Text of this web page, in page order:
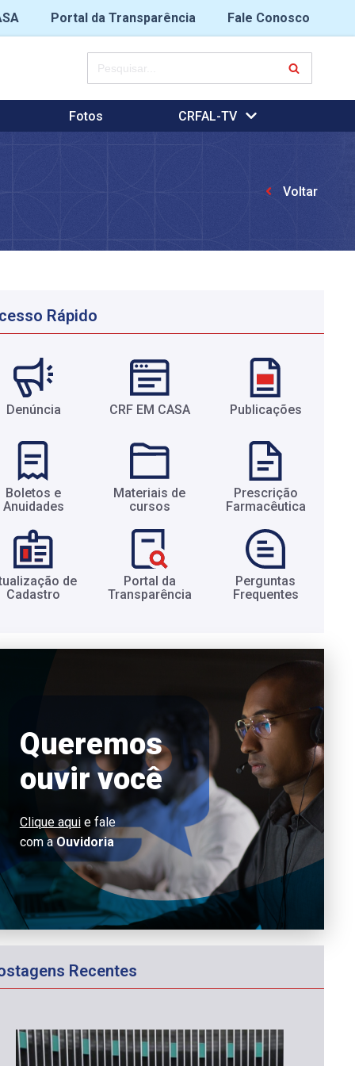
Portal da Transparência
Fale Conosco
Fotos CRFAL-TV
Voltar
Rápido
Denúncia CRF EM CASA Publicações
Boletos e
Anuidades​
Materiais de
cursos​
Prescrição
Farmacêutica​
de
Cadastro​
Portal da
Transparência​
Perguntas
Frequentes​
Queremos
ouvir você
Clique aquie fale
com aOuvidoria
Recentes